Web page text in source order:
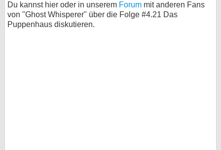
Du kannst hier oder in unserem Forum mit anderen Fans
von "Ghost Whisperer" über die Folge #4.21 Das
Puppenhaus diskutieren.